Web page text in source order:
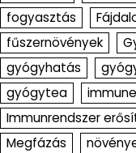
fogyasztás
fűszernövények
gyógyhatás
gyógytea
Immunrendszer
Megfázás